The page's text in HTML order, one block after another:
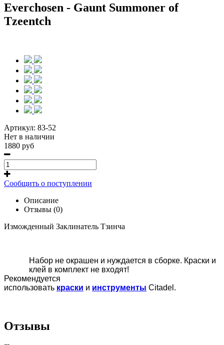
Everchosen - Gaunt Summoner of
Tzeentch
Артикул: 83-52
Нет в наличии
1880 руб
Сообщить о поступлении
Описание
Отзывы (0)
Изможденный Заклинатель Тзинча
Набор не окрашен и нуждается в сборке. Краски и
клей в комплект не входят!
Рекомендуется
использовать краски и инструменты Citadel.
Отзывы